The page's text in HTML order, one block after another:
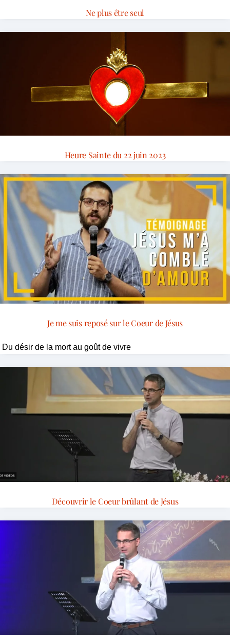
Ne plus être seul
Heure Sainte du 22 juin 2023
Je me suis reposé sur le Coeur de Jésus
Du désir de la mort au goût de vivre
Découvrir le Coeur brûlant de Jésus